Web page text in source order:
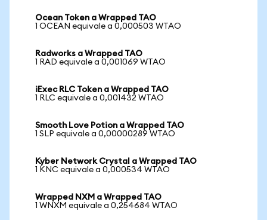
Ocean Token a Wrapped TAO
1 OCEAN equivale a 0,000503 WTAO
Radworks a Wrapped TAO
1 RAD equivale a 0,001069 WTAO
iExec RLC Token a Wrapped TAO
1 RLC equivale a 0,001432 WTAO
Smooth Love Potion a Wrapped TAO
1 SLP equivale a 0,00000289 WTAO
Kyber Network Crystal a Wrapped TAO
1 KNC equivale a 0,000534 WTAO
Wrapped NXM a Wrapped TAO
1 WNXM equivale a 0,254684 WTAO